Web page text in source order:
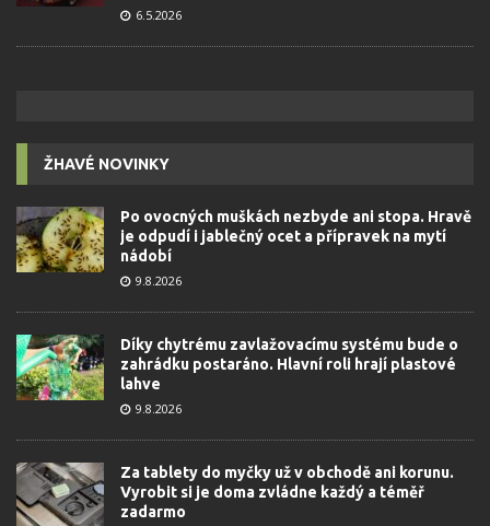
6.5.2026
ŽHAVÉ NOVINKY
Po ovocných muškách nezbyde ani stopa. Hravě
je odpudí i jablečný ocet a přípravek na mytí
nádobí
9.8.2026
Díky chytrému zavlažovacímu systému bude o
zahrádku postaráno. Hlavní roli hrají plastové
lahve
9.8.2026
Za tablety do myčky už v obchodě ani korunu.
Vyrobit si je doma zvládne každý a téměř
zadarmo